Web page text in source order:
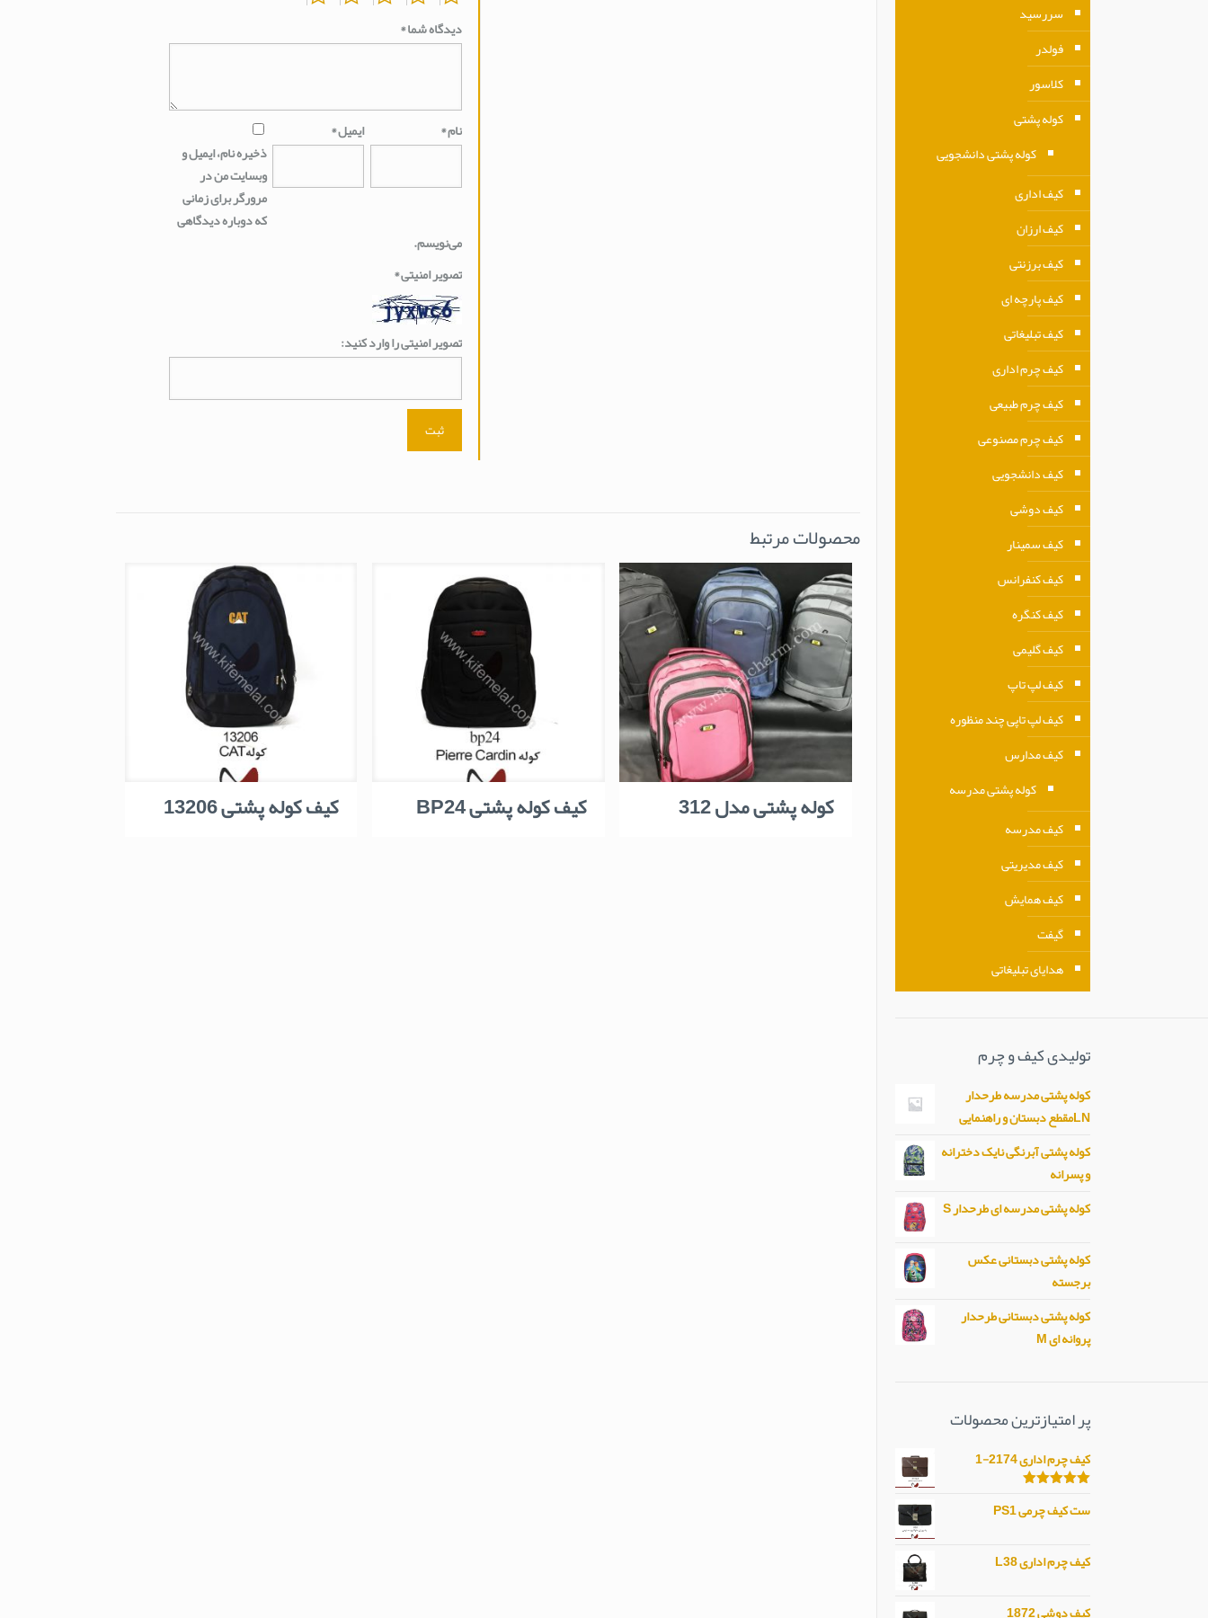
دیدگاه شما*
نام* ایمیل*
ذخیره نام، ایمیل و
وبسایت من در
مرورگر برای زمانی
که دوباره دیدگاهی
می‌نویسم.
تصویر امنیتی*
تصویر امنیتی را وارد کنید:
محصولات مرتبط
کوله پشتی مدل 312 کیف کوله پشتی BP24 کیف کوله پشتی 13206
سررسید
فولدر
کلاسور
کوله پشتی
کوله پشتی دانشجویی
کیف اداری
کیف ارزان
کیف برزنتی
کیف پارچه ای
کیف تبلیغاتی
کیف چرم اداری
کیف چرم طبیعی
کیف چرم مصنوعی
کیف دانشجویی
کیف دوشی
کیف سمینار
کیف کنفرانس
کیف کنگره
کیف گلیمی
کیف لپ تاپ
کیف لپ تاپی چند منظوره
کیف مدارس
کوله پشتی مدرسه
کیف مدرسه
کیف مدیریتی
کیف همایش
گیفت
هدایای تبلیغاتی
تولیدی کیف و چرم
کوله پشتی مدرسه طرحدار
LNمقطع دبستان و راهنمایی
کوله پشتی آبرنگی نایک دخترانه
و پسرانه
کوله پشتی مدرسه ای طرحدار S
کوله پشتی دبستانی عکس
برجسته
کوله پشتی دبستانی طرحدار
پروانه ای M
پر امتیازترین محصولات
کیف چرم اداری 2174-1
از 5
ست کیف چرمی PS1
کیف چرم اداری L38
کیف دوشی 1872